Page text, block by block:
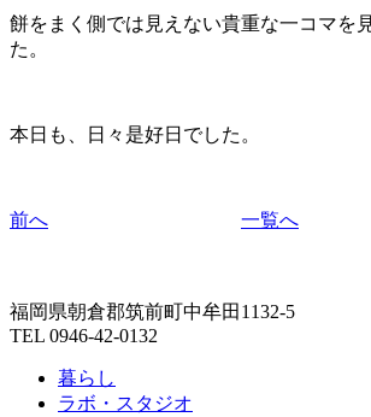
餅をまく側では見えない貴重な一コマを
た。
本日も、日々是好日でした。
前へ 一覧へ
福岡県朝倉郡筑前町中牟田1132-5
TEL 0946-42-0132
暮らし
ラボ・スタジオ